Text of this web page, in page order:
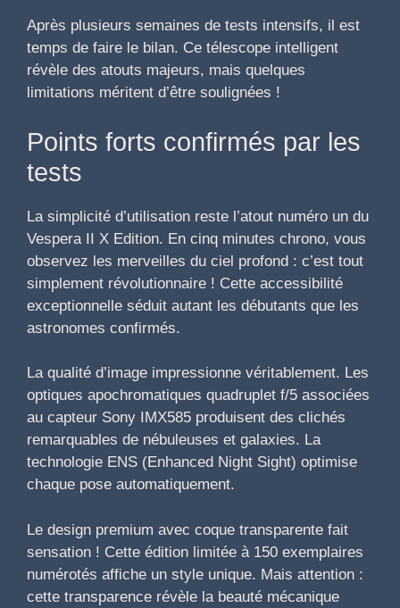
Après plusieurs semaines de tests intensifs, il est
temps de faire le bilan. Ce télescope intelligent
révèle des atouts majeurs, mais quelques
limitations méritent d’être soulignées !
Points forts confirmés par les
tests
La simplicité d’utilisation reste l’atout numéro un du
Vespera II X Edition. En cinq minutes chrono, vous
observez les merveilles du ciel profond : c’est tout
simplement révolutionnaire ! Cette accessibilité
exceptionnelle séduit autant les débutants que les
astronomes confirmés.
La qualité d’image impressionne véritablement. Les
optiques apochromatiques quadruplet f/5 associées
au capteur Sony IMX585 produisent des clichés
remarquables de nébuleuses et galaxies. La
technologie ENS (Enhanced Night Sight) optimise
chaque pose automatiquement.
Le design premium avec coque transparente fait
sensation ! Cette édition limitée à 150 exemplaires
numérotés affiche un style unique. Mais attention :
cette transparence révèle la beauté mécanique